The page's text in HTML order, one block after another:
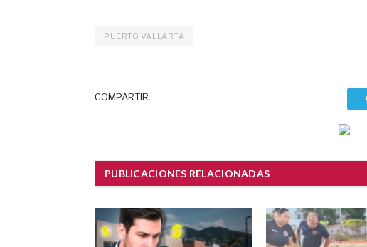
PUERTO VALLARTA
COMPARTIR.
PUBLICACIONES RELACIONADAS